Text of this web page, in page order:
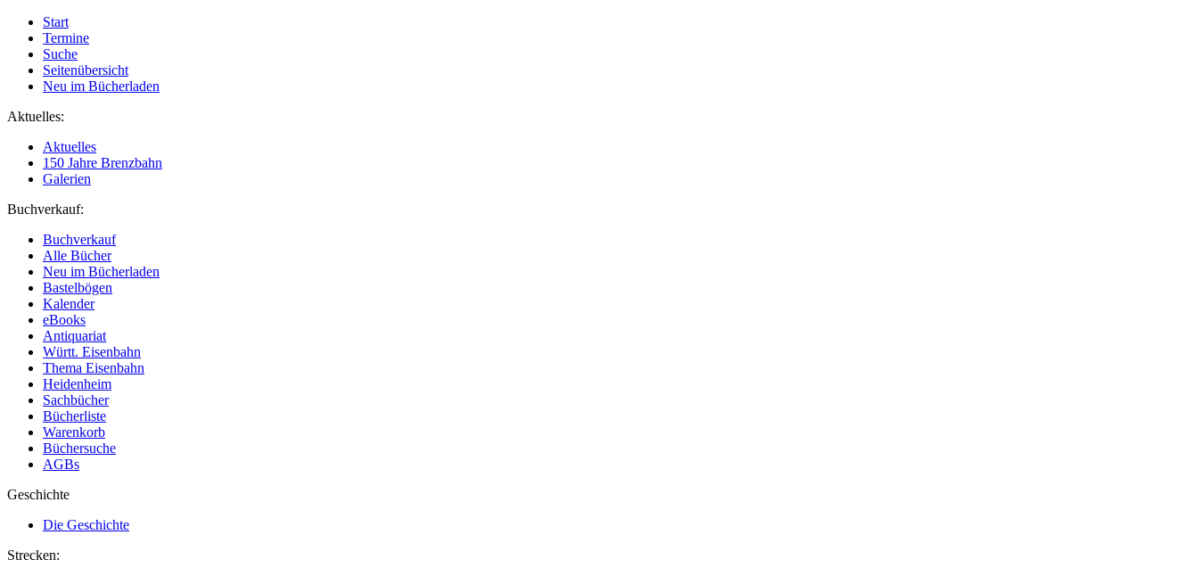
Start
Termine
Suche
Seitenübersicht
Neu im Bücherladen
Aktuelles:
Aktuelles
150 Jahre Brenzbahn
Galerien
Buchverkauf:
Buchverkauf
Alle Bücher
Neu im Bücherladen
Bastelbögen
Kalender
eBooks
Antiquariat
Württ. Eisenbahn
Thema Eisenbahn
Heidenheim
Sachbücher
Bücherliste
Warenkorb
Büchersuche
AGBs
Geschichte
Die Geschichte
Strecken: